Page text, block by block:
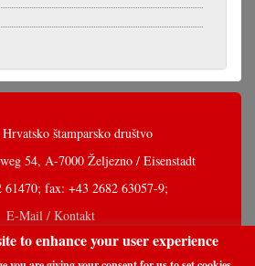
štamparsko društvo
54, A-7000 Željezno / Eisenstadt
61470; fax: +43 2682 63057-9;
E-Mail / Kontakt
to enhance your user experience